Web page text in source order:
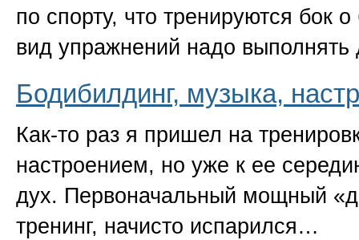
по спорту, что тренируются бок
вид упражнений надо
Бодибилдинг, музыка,
Как-то раз я пришел на
настроением, но уже к ее
дух. Первоначальный мощный «
тренинг, начисто испарился…